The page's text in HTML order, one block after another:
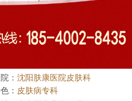
： 沈阳肤康医院皮肤科
： 皮肤病专科